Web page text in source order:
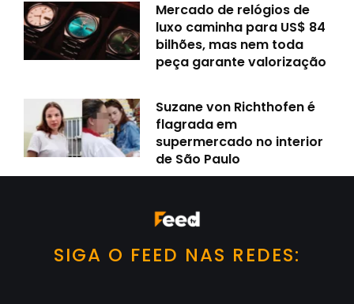
Mercado de relógios de
luxo caminha para US$ 84
bilhões, mas nem toda
peça garante valorização
Suzane von Richthofen é
flagrada em
supermercado no interior
de São Paulo
SIGA O FEED NAS REDES: